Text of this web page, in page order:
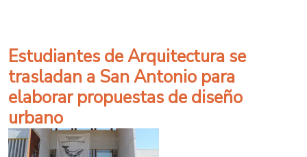
Estudiantes de Arquitectura se
trasladan a San Antonio para
elaborar propuestas de diseño
urbano